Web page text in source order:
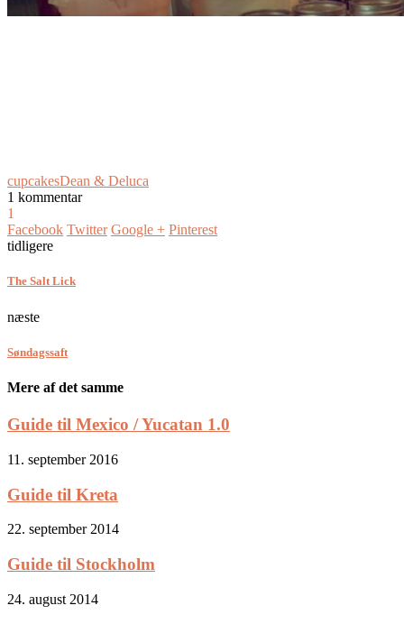
cupcakesDean & Deluca
1 kommentar
1
Facebook Twitter Google + Pinterest
tidligere
The Salt Lick
næste
Søndagssaft
Mere af det samme
Guide til Mexico / Yucatan 1.0
11. september 2016
Guide til Kreta
22. september 2014
Guide til Stockholm
24. august 2014